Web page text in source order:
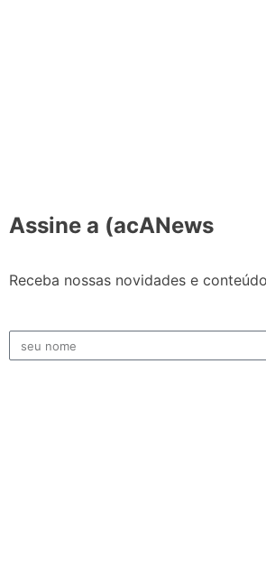
Assine a (acANews
Receba nossas novidades e